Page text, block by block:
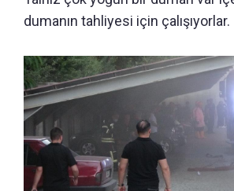
dumanın tahliyesi için çalışıyorlar.